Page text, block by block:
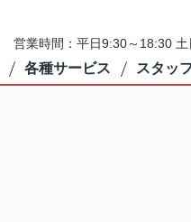
営業時間：平日9:30～18:30
各種サービス スタッ